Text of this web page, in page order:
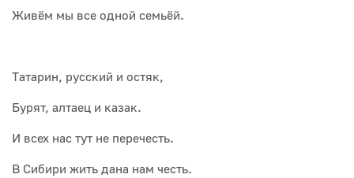
Живём мы все одной семьёй.
Татарин, русский и остяк,
Бурят, алтаец и казак.
И всех нас тут не перечесть.
В Сибири жить дана нам честь.